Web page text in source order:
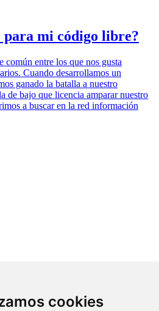
cookies
para mi código libre?
común entre los que nos gusta
Cuando desarrollamos un
ganado la batalla a nuestro
de bajo que licencia amparar nuestro
a buscar en la red información